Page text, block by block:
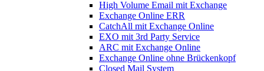
High Volume Email mit Exchange
Exchange Online ERR
CatchAll mit Exchange Online
EXO mit 3rd Party Service
ARC mit Exchange Online
Exchange Online ohne Brückenkopf
Closed Mail System